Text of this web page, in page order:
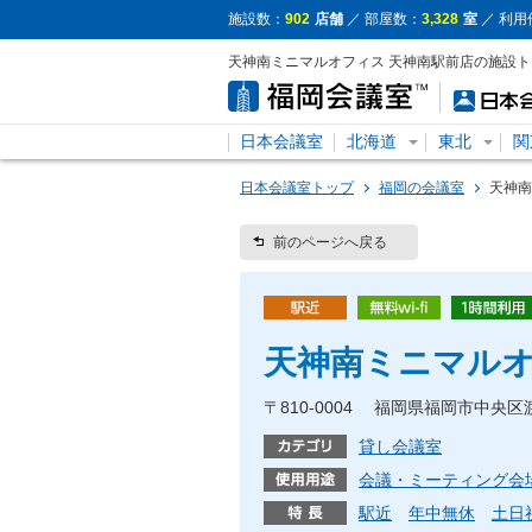
施設数： 902 店舗 ／ 部屋数： 3,328 室 ／ 利用
天神南ミニマルオフィス 天神南駅前店の施設
日本会議室 北海道 東北
日本会議室トップ 福岡の会議室 天神
前のページへ戻る
天神南ミニマル
〒810-0004 福岡県福岡市中央
貸し会議室
会議・ミーティング会
駅近
年中無休 土日